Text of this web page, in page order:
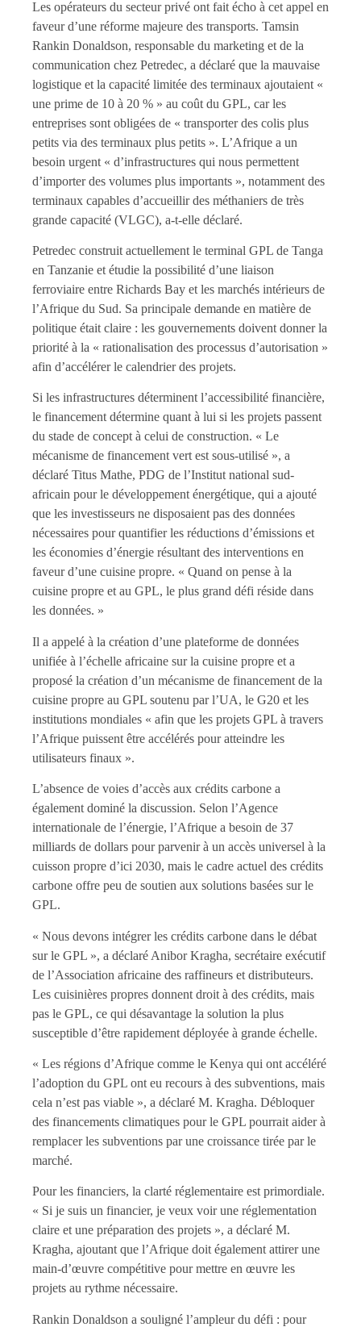
Les opérateurs du secteur privé ont fait écho à cet appel en
faveur d’une réforme majeure des transports. Tamsin
Rankin Donaldson, responsable du marketing et de la
communication chez Petredec, a déclaré que la mauvaise
logistique et la capacité limitée des terminaux ajoutaient «
une prime de 10 à 20 % » au coût du GPL, car les
entreprises sont obligées de « transporter des colis plus
petits via des terminaux plus petits ». L’Afrique a un
besoin urgent « d’infrastructures qui nous permettent
d’importer des volumes plus importants », notamment des
terminaux capables d’accueillir des méthaniers de très
grande capacité (VLGC), a-t-elle déclaré.
Petredec construit actuellement le terminal GPL de Tanga
en Tanzanie et étudie la possibilité d’une liaison
ferroviaire entre Richards Bay et les marchés intérieurs de
l’Afrique du Sud. Sa principale demande en matière de
politique était claire : les gouvernements doivent donner la
priorité à la « rationalisation des processus d’autorisation »
afin d’accélérer le calendrier des projets.
Si les infrastructures déterminent l’accessibilité financière,
le financement détermine quant à lui si les projets passent
du stade de concept à celui de construction. « Le
mécanisme de financement vert est sous-utilisé », a
déclaré Titus Mathe, PDG de l’Institut national sud-
africain pour le développement énergétique, qui a ajouté
que les investisseurs ne disposaient pas des données
nécessaires pour quantifier les réductions d’émissions et
les économies d’énergie résultant des interventions en
faveur d’une cuisine propre. « Quand on pense à la
cuisine propre et au GPL, le plus grand défi réside dans
les données. »
Il a appelé à la création d’une plateforme de données
unifiée à l’échelle africaine sur la cuisine propre et a
proposé la création d’un mécanisme de financement de la
cuisine propre au GPL soutenu par l’UA, le G20 et les
institutions mondiales « afin que les projets GPL à travers
l’Afrique puissent être accélérés pour atteindre les
utilisateurs finaux ».
L’absence de voies d’accès aux crédits carbone a
également dominé la discussion. Selon l’Agence
internationale de l’énergie, l’Afrique a besoin de 37
milliards de dollars pour parvenir à un accès universel à la
cuisson propre d’ici 2030, mais le cadre actuel des crédits
carbone offre peu de soutien aux solutions basées sur le
GPL.
« Nous devons intégrer les crédits carbone dans le débat
sur le GPL », a déclaré Anibor Kragha, secrétaire exécutif
de l’Association africaine des raffineurs et distributeurs.
Les cuisinières propres donnent droit à des crédits, mais
pas le GPL, ce qui désavantage la solution la plus
susceptible d’être rapidement déployée à grande échelle.
« Les régions d’Afrique comme le Kenya qui ont accéléré
l’adoption du GPL ont eu recours à des subventions, mais
cela n’est pas viable », a déclaré M. Kragha. Débloquer
des financements climatiques pour le GPL pourrait aider à
remplacer les subventions par une croissance tirée par le
marché.
Pour les financiers, la clarté réglementaire est primordiale.
« Si je suis un financier, je veux voir une réglementation
claire et une préparation des projets », a déclaré M.
Kragha, ajoutant que l’Afrique doit également attirer une
main-d’œuvre compétitive pour mettre en œuvre les
projets au rythme nécessaire.
Rankin Donaldson a souligné l’ampleur du défi : pour